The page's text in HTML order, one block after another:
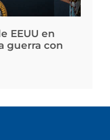
EEUU en
guerra con